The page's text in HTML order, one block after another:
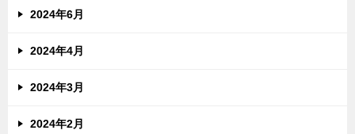
2024年6月
2024年4月
2024年3月
2024年2月